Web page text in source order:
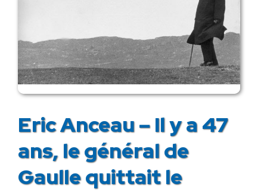
Eric Anceau – Il y a 47
ans, le général de
Gaulle quittait le